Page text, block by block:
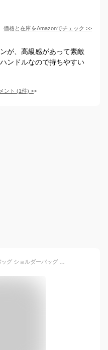
価格と在庫をAmazonでチェック >>
が、高級感があって素敵
ンドルなので持ちやすい
ント (1件) >
[コーチ] アウトレット ハンドバッグ ショルダーバッグ レディース COACH F79946 91161 (1)IMBLK ブラック ブラック [並行輸入品]